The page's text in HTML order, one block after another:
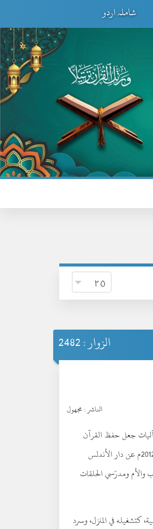
شاملہ اردو
الزوار : 2482
الناشر :مجهول
آليات جعل حفظ القرآن
الكريم نشاطًا ممتعًا للأطفال، بدلًا من أن يكون عبئًا يُرفض. صدر الكتاب عام 2012م عن دار الأندلس
الأب والأم ومدرّسي الحلقات
كتشغيله في المنزل، وسرد